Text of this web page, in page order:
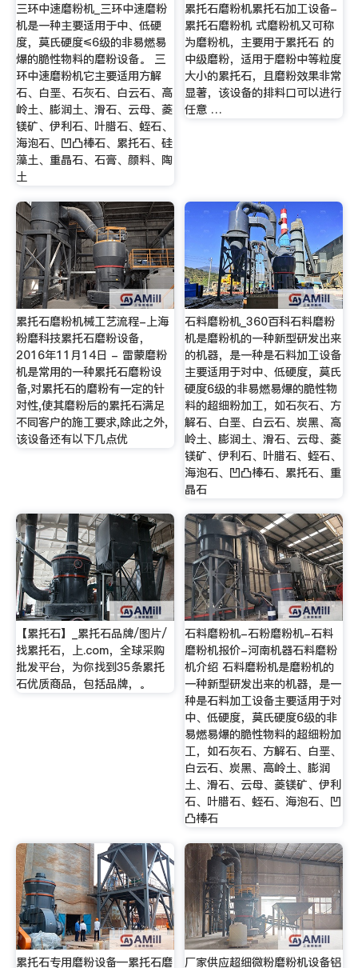
三环中速磨粉机_三环中速磨粉
机是一种主要适用于中、低硬
度，莫氏硬度≤6级的非易燃易
爆的脆性物料的磨粉设备。 三
环中速磨粉机它主要适用方解
石、白垩、石灰石、白云石、高
岭土、膨润土、滑石、云母、菱
镁矿、伊利石、叶腊石、蛭石、
海泡石、凹凸棒石、累托石、硅
藻土、重晶石、石膏、颜料、陶
土
累托石磨粉机累托石加工设备-
累托石磨粉机 式磨粉机又可称
为磨粉机，主要用于累托石 的
中级磨粉，适用于磨粉中等粒度
大小的累托石，且磨粉效果非常
显著，该设备的排料口可以进行
任意 …
累托石磨粉机械工艺流程-上海
粉磨科技累托石磨粉设备，
2016年11月14日 - 雷蒙磨粉
机是常用的一种累托石磨粉设
备,对累托石的磨粉有一定的针
对性,使其磨粉后的累托石满足
不同客户的施工要求,除此之外,
该设备还有以下几点优
石料磨粉机_360百科石料磨粉
机是磨粉机的一种新型研发出来
的机器，是一种是石料加工设备
主要适用于对中、低硬度，莫氏
硬度6级的非易燃易爆的脆性物
料的超细粉加工，如石灰石、方
解石、白垩、白云石、炭黑、高
岭土、膨润土、滑石、云母、菱
镁矿、伊利石、叶腊石、蛭石、
海泡石、凹凸棒石、累托石、重
晶石
【累托石】_累托石品牌/图片/
找累托石，上.com，全球采购
批发平台，为你找到35条累托
石优质商品，包括品牌，。
石料磨粉机-石粉磨粉机-石料
磨粉机报价-河南机器石料磨粉
机介绍 石料磨粉机是磨粉机的
一种新型研发出来的机器，是一
种是石料加工设备主要适用于对
中、低硬度，莫氏硬度6级的非
易燃易爆的脆性物料的超细粉加
工，如石灰石、方解石、白垩、
白云石、炭黑、高岭土、膨润
土、滑石、云母、菱镁矿、伊利
石、叶腊石、蛭石、海泡石、凹
凸棒石
累托石专用磨粉设备—累托石磨 厂家供应超细微粉磨粉机设备铝